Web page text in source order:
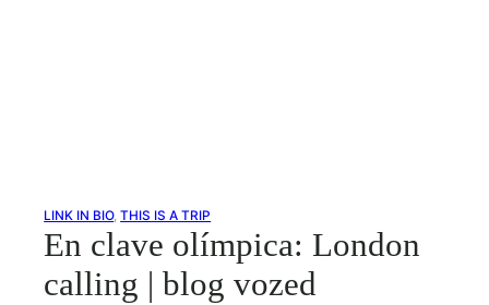
LINK IN BIO, THIS IS A TRIP
En clave olímpica: London
calling | blog vozed